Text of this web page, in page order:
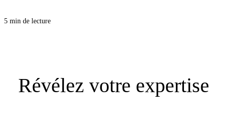
logement pendant qu'il est devant vous, et repart avec un rendez-vous posé
5 min de lecture
Révélez votre expertise